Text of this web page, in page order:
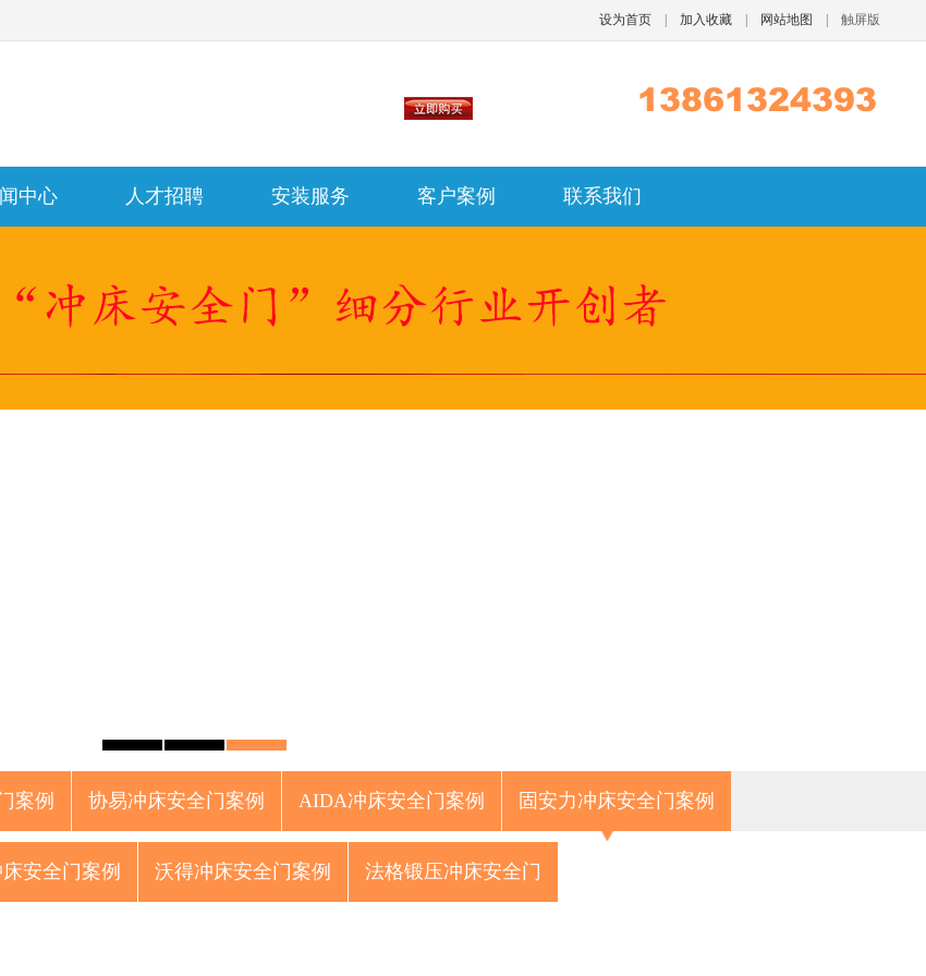
设为首页 加入收藏 网站地图 触屏版
中心 人才招聘 安装服务 客户案例 联系我们
案例 协易冲床安全门案例 AIDA冲床安全门案例 固安力冲床安全门案例
安全门案例 沃得冲床安全门案例 法格锻压冲床安全门